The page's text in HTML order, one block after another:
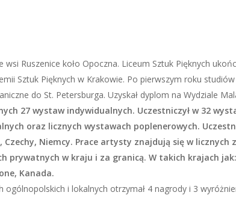
wsi Ruszenice koło Opoczna. Liceum Sztuk Pięknych
Sztuk Pięknych w Krakowie. Po pierwszym roku
do St. Petersburga. Uzyskał dyplom na Wydziale
27 wystaw indywidualnych. Uczestniczył w 32
oraz licznych wystawach poplenerowych.
Czechy, Niemcy. Prace artysty znajdują się w
prywatnych w kraju i za granicą. W takich krajach
Kanada.
ogólnopolskich i lokalnych otrzymał 4 nagrody i 3